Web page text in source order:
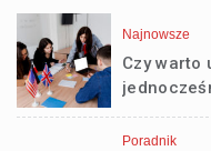
Najnowsze
Czy warto
Poradnik